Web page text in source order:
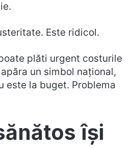
Este ridicol.
plăti urgent costurile
un simbol național,
este la buget. Problema
își